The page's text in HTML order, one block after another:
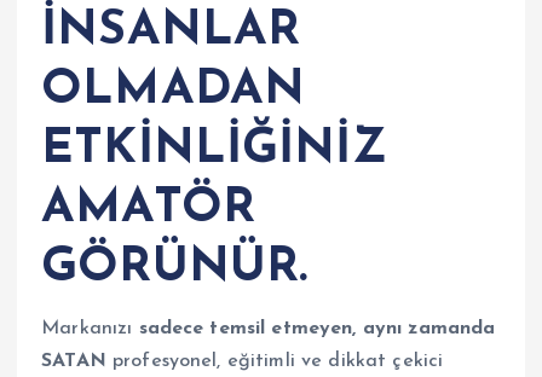
İNSANLAR
OLMADAN
ETKİNLİĞİNİZ
AMATÖR
GÖRÜNÜR.
Markanızı sadece temsil etmeyen, aynı zamanda
SATAN profesyonel, eğitimli ve dikkat çekici